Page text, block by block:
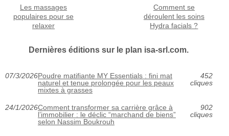
Les massages
populaires pour se
relaxer
Comment se
déroulent les soins
Hydra facials ?
Dernières éditions sur le plan isa-srl.com.
07/3/2026Poudre matifiante MY Essentials : fini mat
naturel et tenue prolongée pour les peaux
mixtes à grasses
452
cliques
24/1/2026Comment transformer sa carrière grâce à
l’immobilier : le déclic “marchand de biens”
selon Nassim Boukrouh
902
cliques